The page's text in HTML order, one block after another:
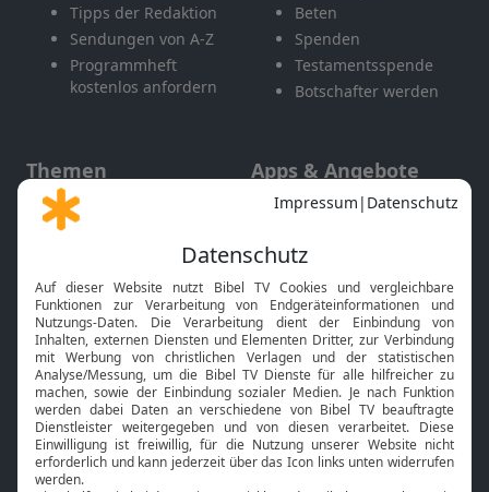
Tipps der Redaktion
Sendungen von A-Z
Programmheft
kostenlos anfordern
Beten
Spenden
Testamentsspende
Botschafter werden
Themen
Gott und Bibel erklärt
Neuigkeiten
Apps & Angebote
Mobile App
Smart TV
HbbTV
Bibelthek Online-Bibel
Nächster Gottesdienst
Bibel TV Service